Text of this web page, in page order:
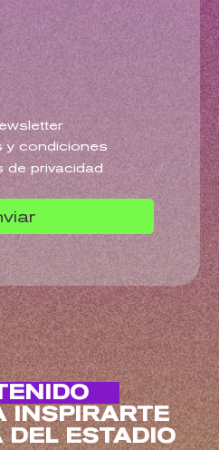
y condiciones
de privacidad
INSPIRARTE
ESTADIO